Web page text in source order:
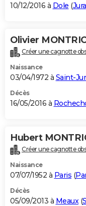
10/12/2016 à Dole (Jura
Olivier
Créer une cagnotte
Naissance
03/04/1972 à Saint-
Décès
16/05/2016 à
Hubert
Créer une cagnotte
Naissance
07/07/1952 à Paris (
Décès
05/09/2013 à Meaux(